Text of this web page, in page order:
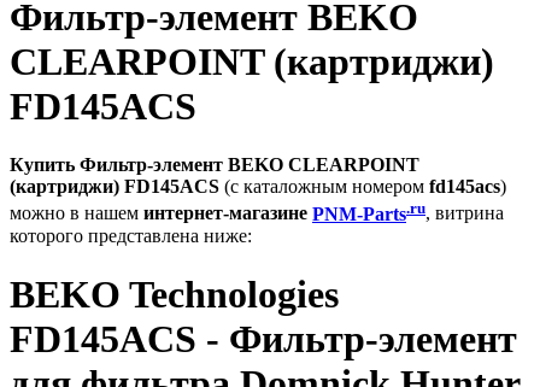
Фильтр-элемент BEKO
CLEARPOINT (картриджи)
FD145ACS
Купить Фильтр-элемент BEKO CLEARPOINT
(картриджи) FD145ACS (с каталожным номером fd145acs)
можно в нашем интернет-магазине PNM-Parts.ru, витрина
которого представлена ниже:
BEKO Technologies
FD145ACS - Фильтр-элемент